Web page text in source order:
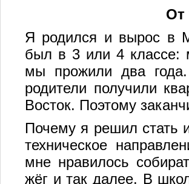
От
Я родился и вырос в
был в 3 или 4 классе:
мы прожили два
родители получили
Восток. Поэтому
Почему я решил стать
техническое
мне нравилось
жёг и так далее. В